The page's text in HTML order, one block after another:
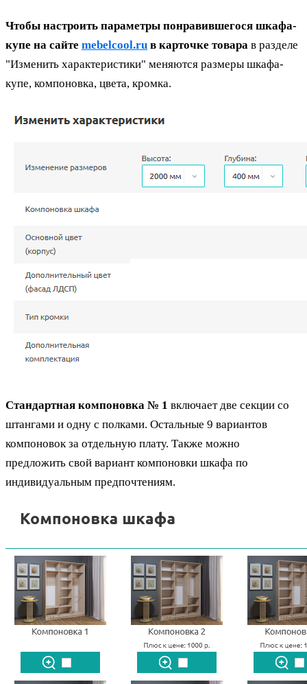
Чтобы настроить параметры понравившегося шкафа-
купе на сайте mebelcool.ru в карточке товара в разделе
"Изменить характеристики" меняются размеры шкафа-
купе, компоновка, цвета, кромка.
Стандартная компоновка № 1 включает две секции со
штангами и одну с полками. Остальные 9 вариантов
компоновок за отдельную плату. Также можно
предложить свой вариант компоновки шкафа по
индивидуальным предпочтениям.